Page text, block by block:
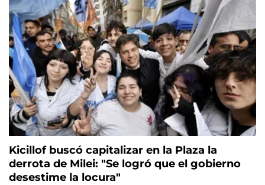
Kicillof buscó capitalizar en la Plaza la
derrota de Milei: "Se logró que el gobierno
desestime la locura"